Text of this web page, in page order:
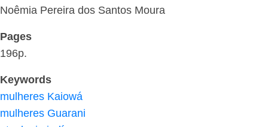
Noêmia Pereira dos Santos Moura
Pages
196p.
Keywords
mulheres Kaiowá
mulheres Guarani